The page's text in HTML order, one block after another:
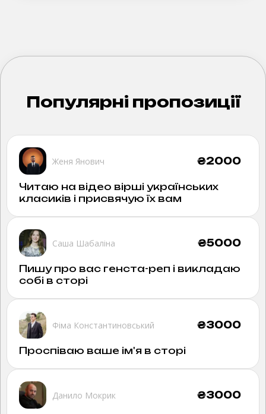
Популярні пропозиції
Женя Янович
Читаю на відео вірші українських
класиків і присвячую їх вам
₴2000
Саша Шабаліна
Пишу про вас генста-реп і викладаю
собі в сторі
₴5000
Фіма Константиновський
Проспіваю ваше ім'я в сторі
₴3000
Данило Мокрик ₴3000